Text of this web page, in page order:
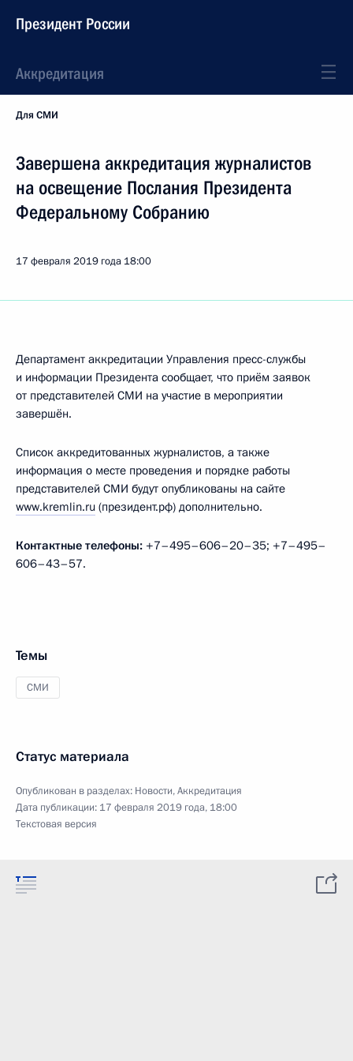
Президент России
Аккредитация
Для СМИ
Завершена аккредитация журналистов
на освещение Послания Президента
Федеральному Собранию
17 февраля 2019 года 18:00
Департамент аккредитации Управления пресс-службы
и информации Президента сообщает, что приём заявок
от представителей СМИ на участие в мероприятии
завершён.
Список аккредитованных журналистов, а также
информация о месте проведения и порядке работы
представителей СМИ будут опубликованы на сайте
www.kremlin.ru (президент.рф) дополнительно.
Контактные телефоны: +7–495–606–20–35; +7–495–
606–43–57.
Темы
СМИ
Статус материала
Опубликован в разделах: Новости,Аккредитация
Дата публикации: 17 февраля 2019 года, 18:00
Текстовая версия